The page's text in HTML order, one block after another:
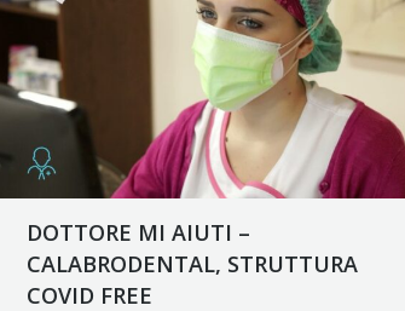
DOTTORE MI AIUTI –
CALABRODENTAL, STRUTTURA
COVID FREE